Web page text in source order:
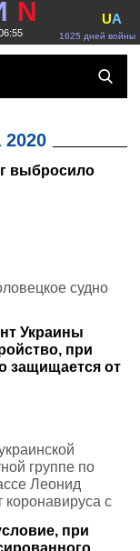
N
1625 дней войны
UA
2020
выбросило
судно
Украины
при
защищается от
группе по
Леонид
коронавируса с
при